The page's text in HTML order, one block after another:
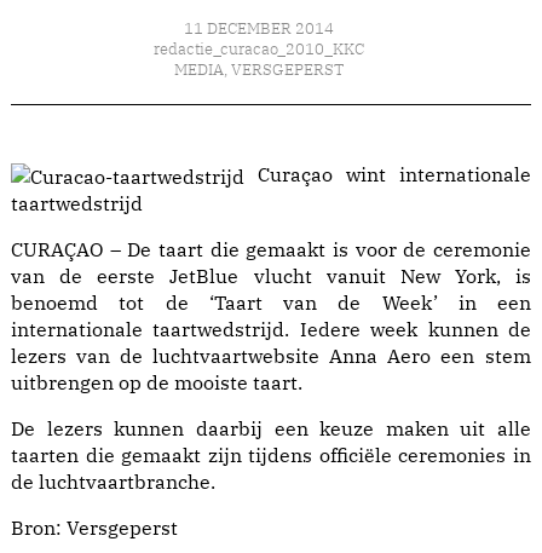
11 DECEMBER 2014
redactie_curacao_2010_KKC
MEDIA, VERSGEPERST
Curaçao wint internationale
taartwedstrijd
CURAÇAO – De taart die gemaakt is voor de ceremonie
van de eerste JetBlue vlucht vanuit New York, is
benoemd tot de ‘Taart van de Week’ in een
internationale taartwedstrijd. Iedere week kunnen de
lezers van de luchtvaartwebsite Anna Aero een stem
uitbrengen op de mooiste taart.
De lezers kunnen daarbij een keuze maken uit alle
taarten die gemaakt zijn tijdens officiële ceremonies in
de luchtvaartbranche.
Bron: Versgeperst